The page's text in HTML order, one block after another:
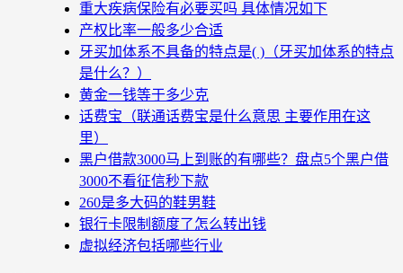
重大疾病保险有必要买吗 具体情况如下
产权比率一般多少合适
牙买加体系不具备的特点是( )（牙买加体系的特点
是什么？）
黄金一钱等于多少克
话费宝（联通话费宝是什么意思 主要作用在这
里）
黑户借款3000马上到账的有哪些？盘点5个黑户借
3000不看征信秒下款
260是多大码的鞋男鞋
银行卡限制额度了怎么转出钱
虚拟经济包括哪些行业